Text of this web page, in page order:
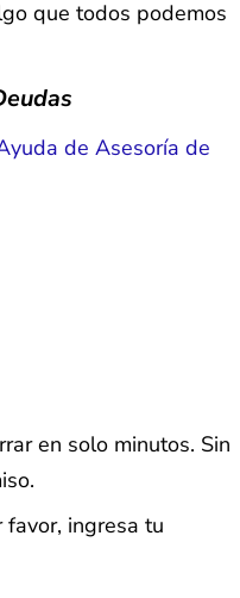
que todos podemos
de Asesoría de
en solo minutos. Sin
favor, ingresa tu